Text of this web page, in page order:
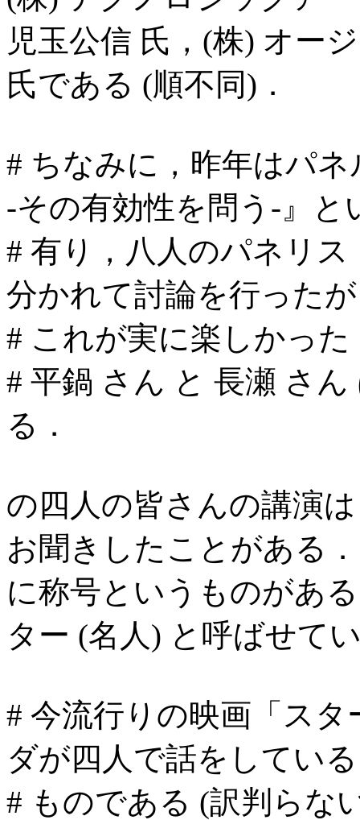
児玉公信 氏，(株) オー
氏である (順不同)．
# ちなみに，昨年はパ
-その有効性を問う-』と
# 有り，八人のパネリス
分かれて討論を行った
# これが実に楽しかった
# 平鍋 さん と 長瀬 さ
る．
の四人の皆さんの講演
お聞きしたことがある
に称号というものがあ
ター (名人) と呼ばせて
# 今流行りの映画「ス
ダが四人で話をしてい
# ものである (訳判らな